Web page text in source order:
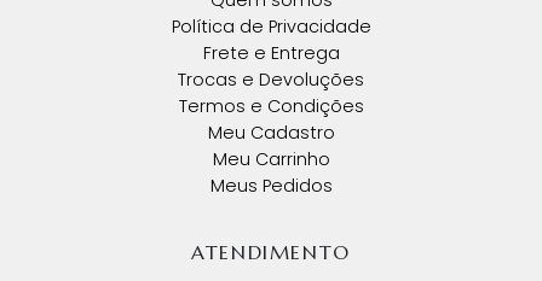
Política de Privacidade
Frete e Entrega
Trocas e Devoluções
Termos e Condições
Meu Cadastro
Meu Carrinho
Meus Pedidos
ATENDIMENTO